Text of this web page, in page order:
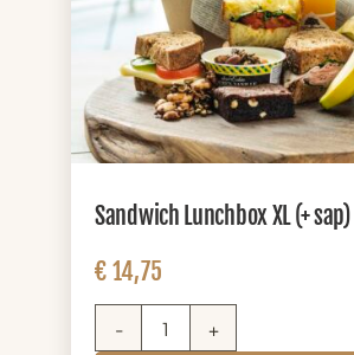
Sandwich Lunchbox XL (+ sap)
€ 14,75
Sandwich